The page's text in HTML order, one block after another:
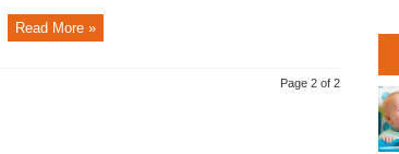
Read More »
Page 2 of 2